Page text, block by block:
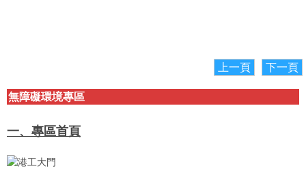
上一頁 下一頁
無障礙環境專區
一、專區首頁